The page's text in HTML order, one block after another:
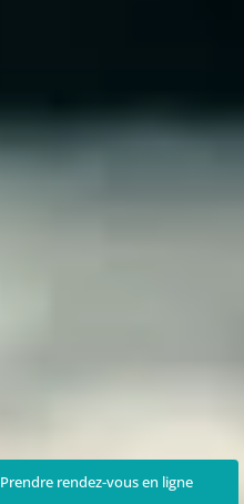
Prendre rendez-vous en ligne